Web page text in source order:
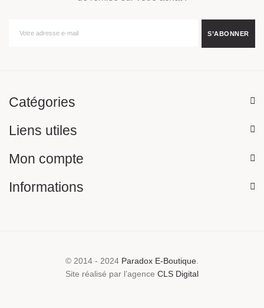
Catégories
Liens utiles
Mon compte
Informations
© 2014 - 2024 Paradox E-Boutique.
Site réalisé par l’agence CLS Digital